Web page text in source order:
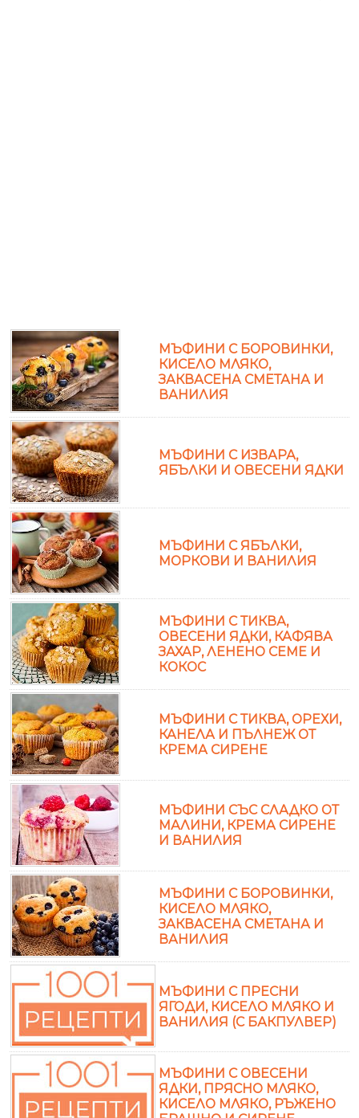
МЪФИНИ С БОРОВИНКИ,
КИСЕЛО МЛЯКО,
ЗАКВАСЕНА СМЕТАНА И
ВАНИЛИЯ
МЪФИНИ С ИЗВАРА,
ЯБЪЛКИ И ОВЕСЕНИ ЯДКИ
МЪФИНИ С ЯБЪЛКИ,
МОРКОВИ И ВАНИЛИЯ
МЪФИНИ С ТИКВА,
ОВЕСЕНИ ЯДКИ, КАФЯВА
ЗАХАР, ЛЕНЕНО СЕМЕ И
КОКОС
МЪФИНИ С ТИКВА, ОРЕХИ,
КАНЕЛА И ПЪЛНЕЖ ОТ
КРЕМА СИРЕНЕ
МЪФИНИ СЪС СЛАДКО ОТ
МАЛИНИ, КРЕМА СИРЕНЕ
И ВАНИЛИЯ
МЪФИНИ С БОРОВИНКИ,
КИСЕЛО МЛЯКО,
ЗАКВАСЕНА СМЕТАНА И
ВАНИЛИЯ
МЪФИНИ С ПРЕСНИ
ЯГОДИ, КИСЕЛО МЛЯКО И
ВАНИЛИЯ (С БАКПУЛВЕР)
МЪФИНИ С ОВЕСЕНИ
ЯДКИ, ПРЯСНО МЛЯКО,
КИСЕЛО МЛЯКО, РЪЖЕНО